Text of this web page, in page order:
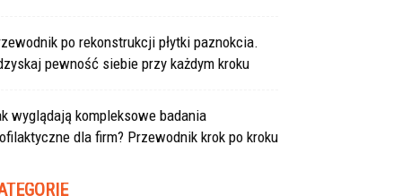
po rekonstrukcji płytki paznokcia.
pewność siebie przy każdym kroku
wyglądają kompleksowe badania
dla firm? Przewodnik krok po kroku